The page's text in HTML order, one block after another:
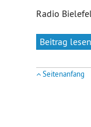
Radio
Beitrag lesen
Seitenanfang